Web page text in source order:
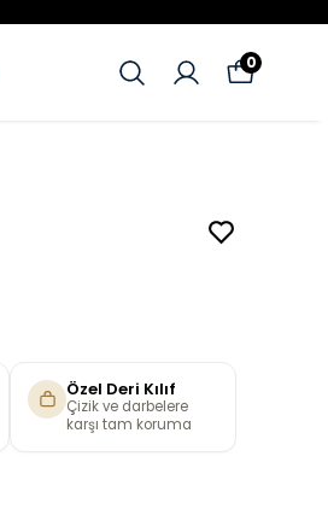
0
Özel Deri Kılıf
Çizik ve darbelere
karşı tam koruma